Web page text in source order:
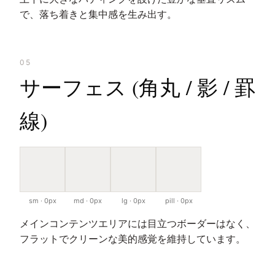
で、落ち着きと集中感を生み出す。
05
サーフェス (角丸 / 影 / 罫
線)
sm · 0px md · 0px lg · 0px pill · 0px
メインコンテンツエリアには目立つボーダーはなく、
フラットでクリーンな美的感覚を維持しています。